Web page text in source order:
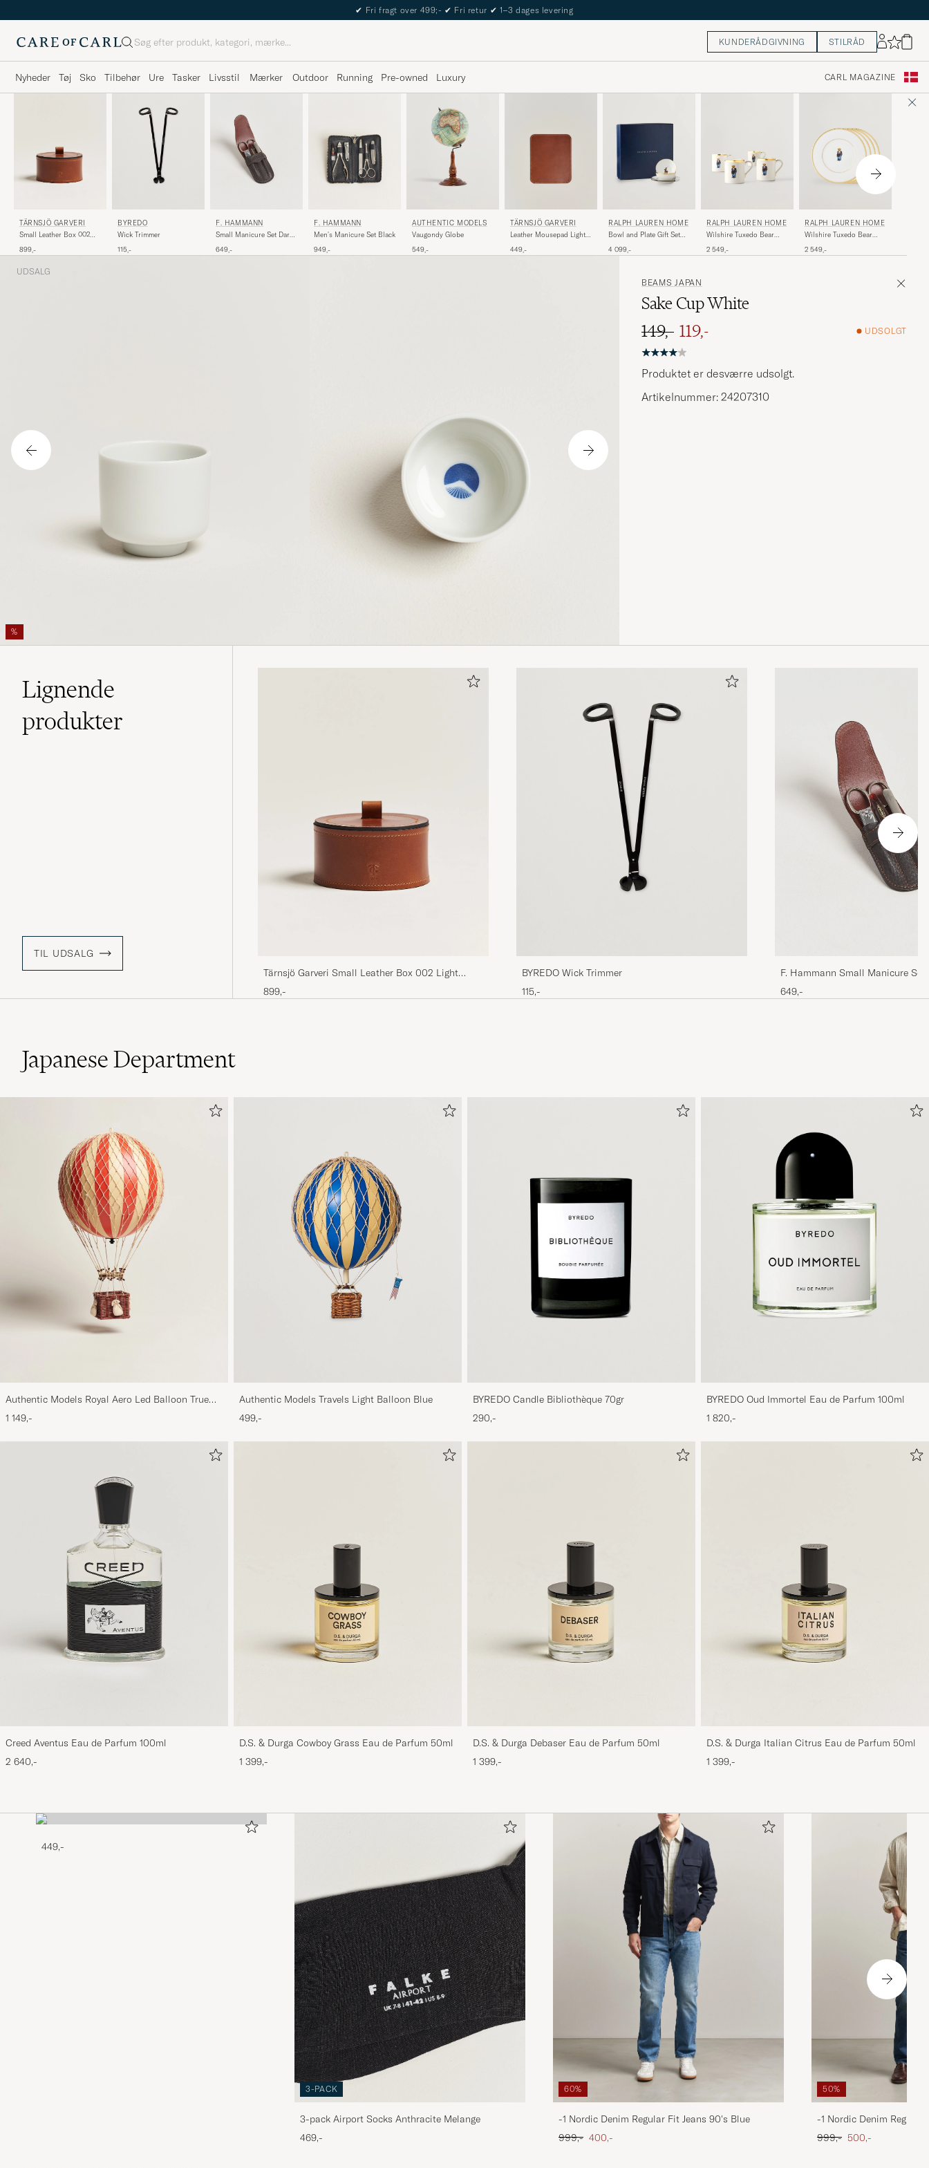
✔ Fri fragt over 499;- ✔ Fri retur ✔ 1–3 dages levering
Søg KUNDERÅDGIVNING STILRÅD
Nyheder Tøj Sko Tilbehør Ure Tasker Livsstil Mærker Outdoor Running Pre-owned Luxury CARL MAGAZINE
TÄRNSJÖ GARVERI
Small Leather Box 002
899,-
BYREDO
Wick Trimmer
115,-
F. HAMMANN
Small Manicure Set Dark
649,-
F. HAMMANN
Men's Manicure Set Black
949,-
AUTHENTIC MODELS
Vaugondy Globe
549,-
TÄRNSJÖ GARVERI
Leather Mousepad Light
449,-
RALPH LAUREN HOME
Bowl and Plate Gift Set
4 099,-
RALPH LAUREN HOME
Wilshire Tuxedo Bear
2 549,-
RALPH LAUREN HOME
Wilshire Tuxedo Bear
2 549,-
UDSALG
%
BEAMS JAPAN
Sake Cup White
Ordinary pris
149,-
Nedsat pris
119,- UDSOLGT
Produktet er desværre udsolgt.
Artikelnummer: 24207310
Lignende
produkter
TIL UDSALG
Tärnsjö Garveri Small Leather Box 002 Light
Brown
899,-
BYREDO Wick Trimmer
115,-
F. Hammann Small Manicure Set
649,-
Japanese Department
Authentic Models Royal Aero Led Balloon True
Red
1 149,-
Authentic Models Travels Light Balloon Blue
499,-
BYREDO Candle Bibliothèque 70gr
290,-
BYREDO Oud Immortel Eau de Parfum 100ml
1 820,-
Creed Aventus Eau de Parfum 100ml
2 640,-
D.S. & Durga Cowboy Grass Eau de Parfum 50ml
1 399,-
D.S. & Durga Debaser Eau de Parfum 50ml
1 399,-
D.S. & Durga Italian Citrus Eau de Parfum 50ml
1 399,-
449,-
3-PACK
3-pack Airport Socks Anthracite Melange
469,-
60%
-1 Nordic Denim Regular Fit Jeans 90's Blue
Ordinary pris
999,- Nedsat pris
400,-
50%
-1 Nordic Denim Regular
Ordinary pris
999,- Nedsat pris
500,-